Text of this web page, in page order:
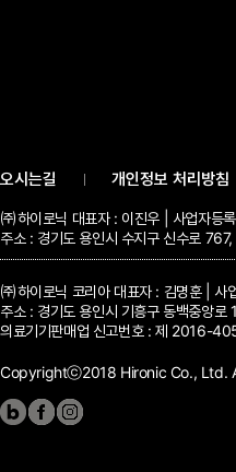
오시는길 개인정보 처리방침
㈜하이로닉 대표자 : 이진우 | 사업자
주소 : 경기도 용인시 수지구 신수로
㈜하이로닉 코리아 대표자 : 김명훈 |
주소 : 경기도 용인시 기흥구 동백중
의료기기판매업 신고번호 : 제 2016-
Copyrightⓒ2018 Hironic Co., Ltd.